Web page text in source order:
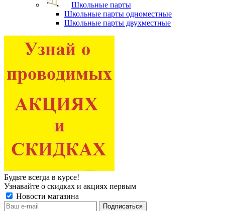
Школьные парты
Школьные парты одноместные
Школьные парты двухместные
Будьте всегда в курсе!
Узнавайте о скидках и акциях первым
Новости магазина